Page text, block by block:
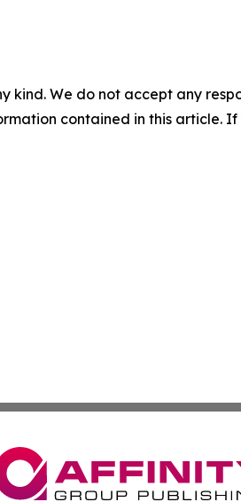
kind. We do not accept any
contained in this article.